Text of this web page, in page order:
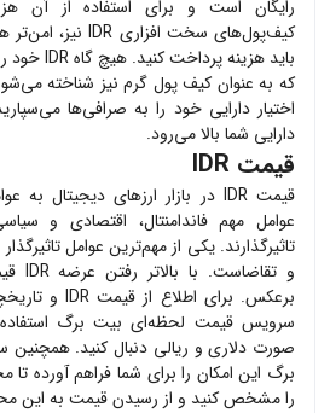
رایگان است و برای استفاده از آن
کیف‌پول‌های سخت افزاری IDRنیز، امن‌تر
باید هزینه پرداخت کنید. هیچ گاهIDRخود
که به عنوان کیف پول گرم نیز شناخته
اختیار دارایی خود را به صرافی‌ها
دارایی شما بالا می‌رود.
قیمت IDR
قیمتIDR در بازار ارزهای دیجیتال به
عوامل مهم فاندامنتال، اقتصادی و
تاثیرگذارند. یکی از مهم‌ترین عوامل
و تقاضاست. با بالاتر رفتن عرضهIDR
برعکس. برای اطلاع از قیمت IDRو
سرویس قیمت لحظه‌ای بیت برگ
صورت دلاری و ریالی دنبال کنید.
برگ این امکان را برای شما فراهم آورده
را مشخص کنید و از رسیدن قیمت به این